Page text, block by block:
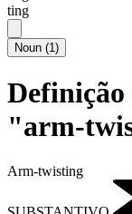
ting
Noun (1)
Definição
"arm-
Arm-twisting
SUBSTANTIVO